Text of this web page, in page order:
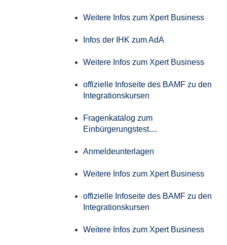
Weitere Infos zum Xpert Business
Infos der IHK zum AdA
Weitere Infos zum Xpert Business
offizielle Infoseite des BAMF zu den
Integrationskursen
Fragenkatalog zum
Einbürgerungstest....
Anmeldeunterlagen
Weitere Infos zum Xpert Business
offizielle Infoseite des BAMF zu den
Integrationskursen
Weitere Infos zum Xpert Business